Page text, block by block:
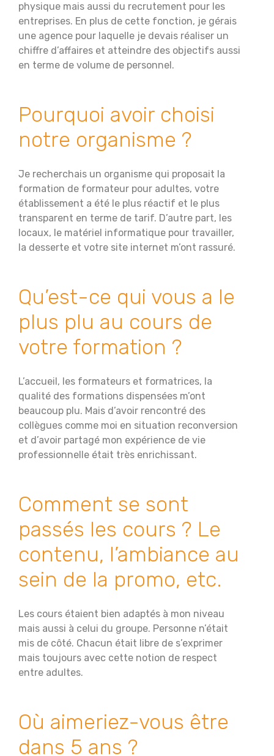
physique mais aussi du recrutement pour les
entreprises. En plus de cette fonction, je gérais
une agence pour laquelle je devais réaliser un
chiffre d’affaires et atteindre des objectifs aussi
en terme de volume de personnel.
Pourquoi avoir choisi
notre organisme ?
Je recherchais un organisme qui proposait la
formation de formateur pour adultes, votre
établissement a été le plus réactif et le plus
transparent en terme de tarif. D’autre part, les
locaux, le matériel informatique pour travailler,
la desserte et votre site internet m’ont rassuré.
Qu’est-ce qui vous a le
plus plu au cours de
votre formation ?
L’accueil, les formateurs et formatrices, la
qualité des formations dispensées m’ont
beaucoup plu. Mais d’avoir rencontré des
collègues comme moi en situation reconversion
et d’avoir partagé mon expérience de vie
professionnelle était très enrichissant.
Comment se sont
passés les cours ? Le
contenu, l’ambiance au
sein de la promo, etc.
Les cours étaient bien adaptés à mon niveau
mais aussi à celui du groupe. Personne n’était
mis de côté. Chacun était libre de s’exprimer
mais toujours avec cette notion de respect
entre adultes.
Où aimeriez-vous être
dans 5 ans ?